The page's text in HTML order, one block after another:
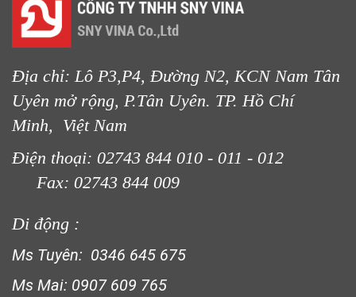
LƯỚI CHE NẮNG
LƯỚI CHẮN ĐỘNG VẬT
Địa chỉ: Lô P3,P4, Đường N2, KCN Nam Tân
Uyên mở rộng, P.Tân Uyên. TP. Hồ Chí
Minh, Việt Nam
Điện thoại: 02743 844 010 - 011 - 012
Fax: 02743 844 009
Di động :
Ms Tuyên: 0346 645 675
Ms Mai: 0907 609 765